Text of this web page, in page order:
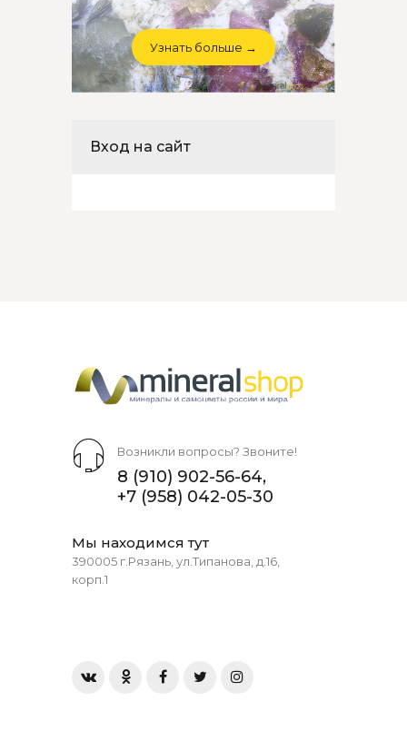
Узнать больше →
Вход на сайт
Возникли вопросы? Звоните!
8 (910) 902-56-64,
+7 (958) 042-05-30
Мы находимся тут
390005 г.Рязань, ул.Типанова, д.16,
корп.1